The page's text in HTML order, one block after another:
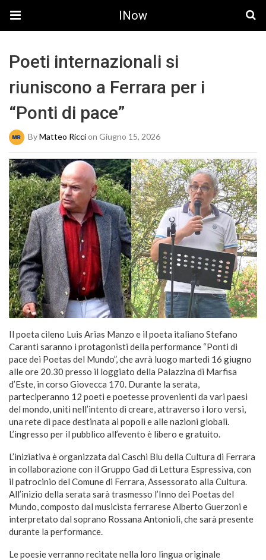
INow
Poeti internazionali si
riuniscono a Ferrara per i
“Ponti di pace”
ByMatteo Riccion Giugno 15, 2026
Il poeta cileno Luis Arias Manzo e il poeta italiano Stefano
Caranti saranno i protagonisti della performance “Ponti di
pace dei Poetas del Mundo”, che avrà luogo martedì 16 giugno
alle ore 20.30 presso il loggiato della Palazzina di Marfisa
d’Este, in corso Giovecca 170. Durante la serata,
parteciperanno 12 poeti e poetesse provenienti da vari paesi
del mondo, uniti nell’intento di creare, attraverso i loro versi,
una rete di pace destinata ai popoli e alle nazioni globali.
L’ingresso per il pubblico all’evento è libero e gratuito.
L’iniziativa è organizzata dai Caschi Blu della Cultura di Ferrara
in collaborazione con il Gruppo Gad di Lettura Espressiva, con
il patrocinio del Comune di Ferrara, Assessorato alla Cultura.
All’inizio della serata sarà trasmesso l’Inno dei Poetas del
Mundo, composto dal musicista ferrarese Alberto Guerzoni e
interpretato dal soprano Rossana Antonioli, che sarà presente
durante la performance.
Le poesie verranno recitate nella loro lingua originale